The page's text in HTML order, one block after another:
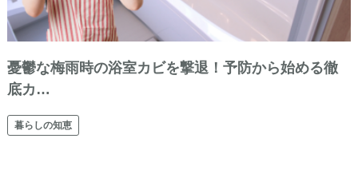
憂鬱な梅雨時の浴室カビを撃退！予防から始める徹
底カ…
暮らしの知恵